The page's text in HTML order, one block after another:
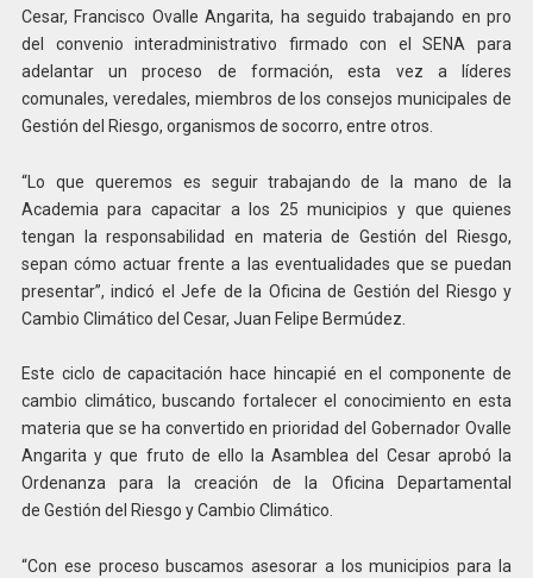
Cesar, Francisco Ovalle Angarita, ha seguido trabajando en pro
del convenio interadministrativo firmado con el SENA para
adelantar un proceso de formación, esta vez a líderes
comunales, veredales, miembros de los consejos municipales de
Gestión del Riesgo, organismos de socorro, entre otros.
“Lo que queremos es seguir trabajando de la mano de la
Academia para capacitar a los 25 municipios y que quienes
tengan la responsabilidad en materia de Gestión del Riesgo,
sepan cómo actuar frente a las eventualidades que se puedan
presentar”, indicó el Jefe de la Oficina de Gestión del Riesgo y
Cambio Climático del Cesar, Juan Felipe Bermúdez.
Este ciclo de capacitación hace hincapié en el componente de
cambio climático, buscando fortalecer el conocimiento en esta
materia que se ha convertido en prioridad del Gobernador Ovalle
Angarita y que fruto de ello la Asamblea del Cesar aprobó la
Ordenanza para la creación de la Oficina Departamental
de Gestión del Riesgo y Cambio Climático.
“Con ese proceso buscamos asesorar a los municipios para la